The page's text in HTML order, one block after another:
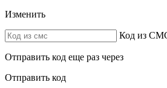
Изменить
Код из
Отправить код еще раз через
Отправить код